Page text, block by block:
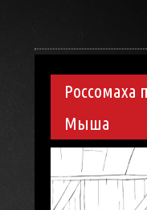
Россомаха
Мыша